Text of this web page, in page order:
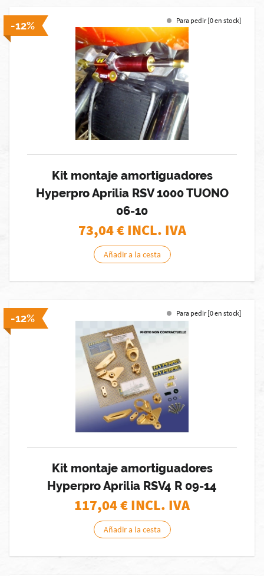
-12% Para pedir [0 en stock]
Kit montaje amortiguadores
Hyperpro Aprilia RSV 1000 TUONO
06-10
73,04€ INCL. IVA
Añadir a la cesta
-12% Para pedir [0 en stock]
Kit montaje amortiguadores
Hyperpro Aprilia RSV4 R 09-14
117,04€ INCL. IVA
Añadir a la cesta